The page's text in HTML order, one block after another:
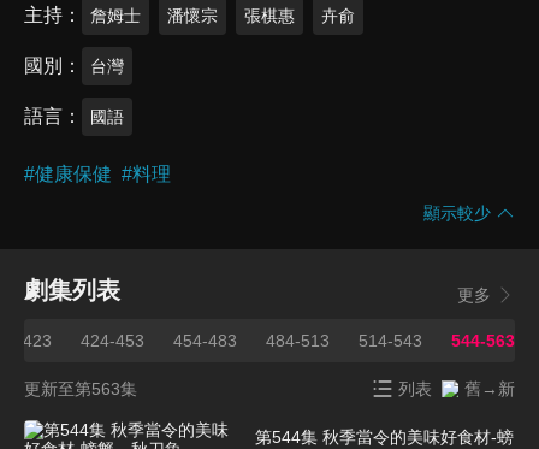
主持 詹姆士 潘懷宗 張棋惠 卉俞
國別 台灣
語言 國語
#健康保健 #料理
顯示較少
劇集列表 更多
423 424-453 454-483 484-513 514-543 544-563
更新至第563集 列表 舊→新
第544集 秋季當令的美味好食材-螃